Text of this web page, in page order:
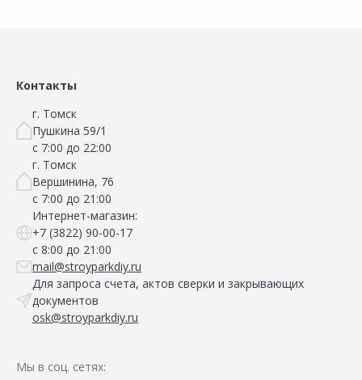
Контакты
г. Томск
Пушкина 59/1
с 7:00 до 22:00
г. Томск
Вершинина, 76
с 7:00 до 21:00
Интернет-магазин:
+7 (3822) 90-00-17
с 8:00 до 21:00
mail@stroyparkdiy.ru
Для запроса счета, актов сверки и закрывающих
документов
osk@stroyparkdiy.ru
Мы в соц. сетях: